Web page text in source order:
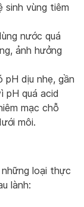
sinh vùng tiêm
nước quá
ảnh hưởng
pH dịu nhẹ, gần
pH quá acid
mạc chỗ
môi.
loại thực
lành: